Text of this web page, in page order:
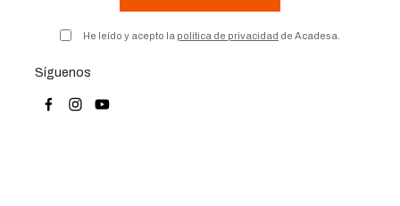
He leído y acepto la política de privacidad de Acadesa.
Síguenos